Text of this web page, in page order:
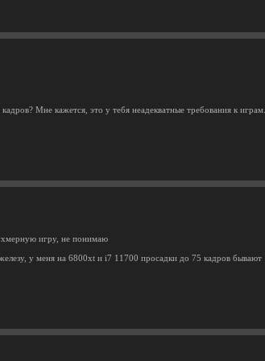
Мне кажется, это у тебя неадекватные требования к
игру, не понимаю
у меня на 6800xt и i7 11700 просадки до 75 кадров бывают